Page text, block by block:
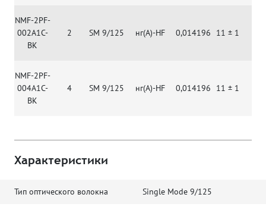
NMF-2PF-
002A1C-
BK
2 SM 9/125 нг(А)-HF 0,014196 11 ± 1
NMF-2PF-
004A1C-
BK
4 SM 9/125 нг(А)-HF 0,014196 11 ± 1
Характеристики
Тип оптического волокна Single Mode 9/125